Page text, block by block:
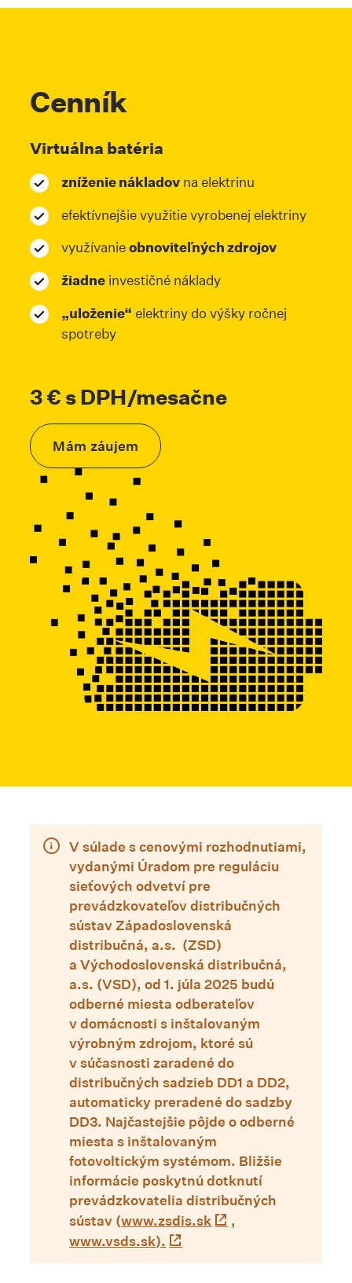
Cenník
Virtuálna batéria
zníženie nákladov na elektrinu
efektívnejšie využitie vyrobenej elektriny
využívanieobnoviteľných zdrojov
žiadne investičné náklady
„uloženie“ elektriny do výšky ročnej
spotreby
3 € s DPH/mesačne
Mám záujem Skrolovať na kotvu #zaujalavas
V súlade s cenovými rozhodnutiami,
vydanými Úradom pre reguláciu
sieťových odvetví pre
prevádzkovateľov distribučných
sústav Západoslovenská
distribučná, a.s. (ZSD)
a Východoslovenská distribučná,
a.s. (VSD),od 1. júla 2025 budú
odberné miesta odberateľov
v domácnosti s inštalovaným
výrobným zdrojom, ktoré sú
v súčasnosti zaradené do
distribučných sadzieb DD1 a DD2,
automaticky preradené do sadzby
DD3. Najčastejšie pôjde o odberné
miesta s inštalovaným
fotovoltickým systémom. Bližšie
informácie poskytnú dotknutí
prevádzkovatelia distribučných
sústav (www.zsdis.sk
,
www.vsds.sk).